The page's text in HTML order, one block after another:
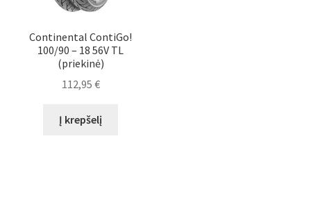
Continental ContiGo!
100/90 – 18 56V TL
(priekinė)
112,95 €
Į krepšelį